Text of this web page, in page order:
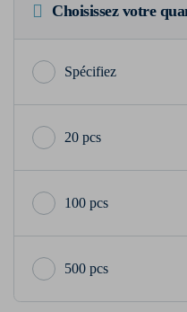
Choisissez votre
20 pcs
100 pcs
500 pcs